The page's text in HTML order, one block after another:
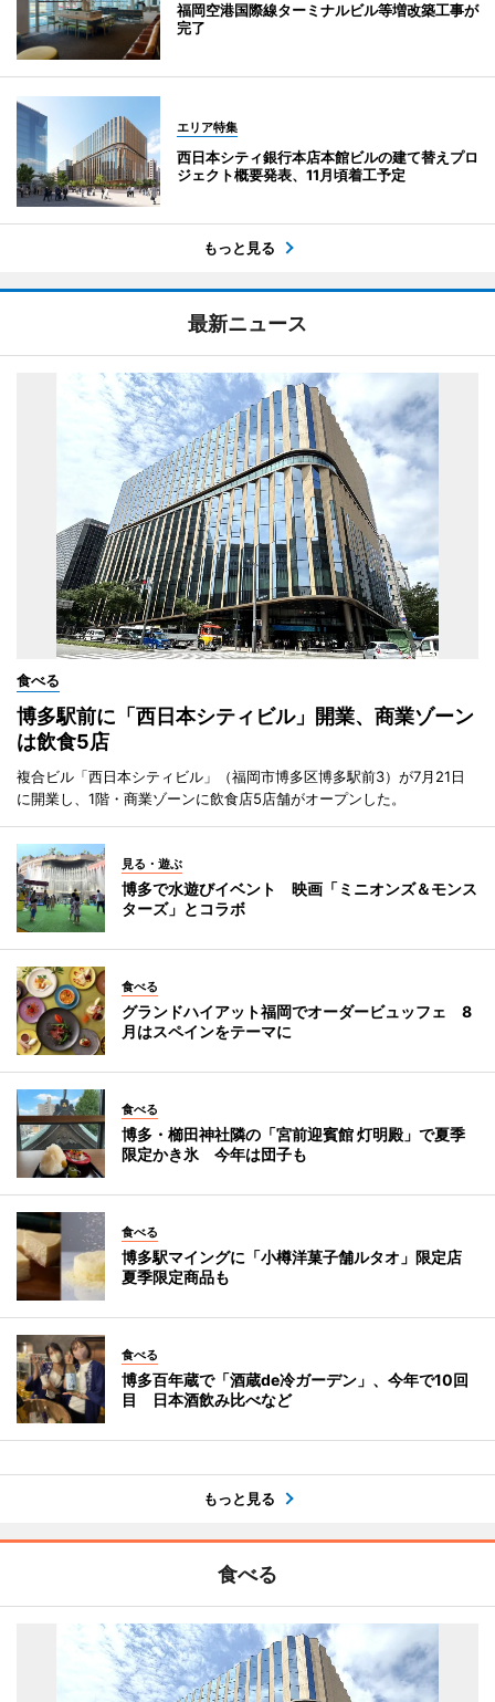
福岡空港国際線ターミナルビル等増改築工事が
完了
エリア特集
西日本シティ銀行本店本館ビルの建て替えプロ
ジェクト概要発表、11月頃着工予定
もっと見る
最新ニュース
食べる
博多駅前に「西日本シティビル」開業、商業ゾーン
は飲食5店
複合ビル「西日本シティビル」（福岡市博多区博多駅前3）が7月21日
に開業し、1階・商業ゾーンに飲食店5店舗がオープンした。
見る・遊ぶ
博多で水遊びイベント 映画「ミニオンズ＆モンス
ターズ」とコラボ
食べる
グランドハイアット福岡でオーダービュッフェ 8
月はスペインをテーマに
食べる
博多・櫛田神社隣の「宮前迎賓館 灯明殿」で夏季
限定かき氷 今年は団子も
食べる
博多駅マイングに「小樽洋菓子舗ルタオ」限定店
夏季限定商品も
食べる
博多百年蔵で「酒蔵de冷ガーデン」、今年で10回
目 日本酒飲み比べなど
もっと見る
食べる